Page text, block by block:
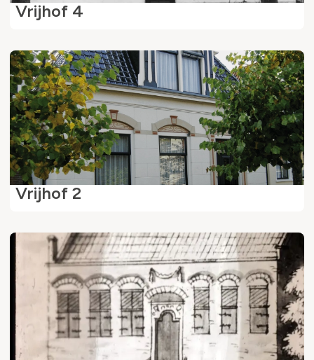
Vrijhof 4
Vrijhof 2